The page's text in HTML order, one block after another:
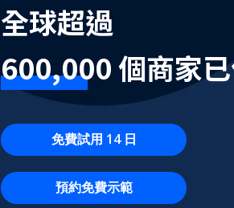
全球超過
600,000 個商家
免費試用 14 日
預約免費示範